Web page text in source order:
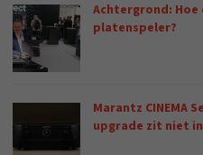
Achtergrond: Hoe
platenspeler?
Marantz CINEMA
upgrade zit niet